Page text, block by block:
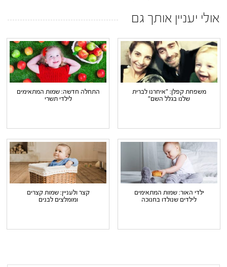
אולי יעניין אותך גם
משפחת קפלן: "איחרנו לברית
שלנו בגלל השם"
התחלה חדשה: שמות המתאימים
לילדי תשרי
ילדי האור: שמות המתאימים
לילדים שנולדו בחנוכה
קצר ולעניין: שמות קצרים
ומומלצים לבנים